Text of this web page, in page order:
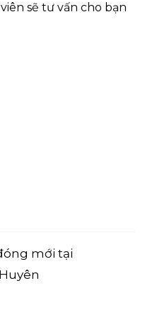
sẽ tư vấn cho bạn
mới tại